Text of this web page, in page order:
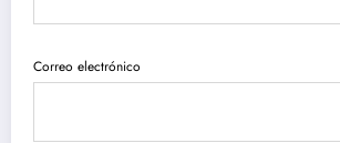
Correo electrónico